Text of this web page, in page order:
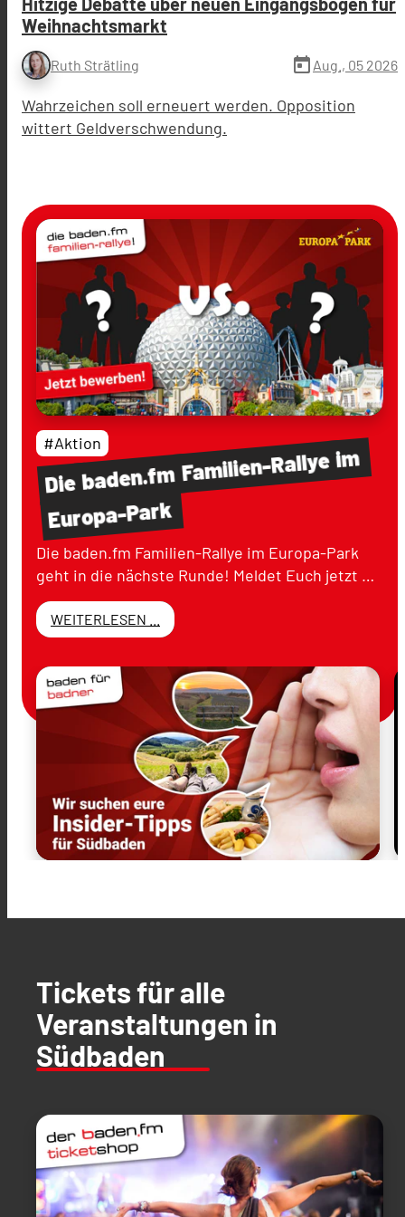
Weihnachtsmarkt
Ruth Strätling today Aug., 05 2026
Wahrzeichen soll erneuert werden. Opposition
wittert Geldverschwendung.
Diebaden.fmFamilien-Rallyeim
Europa-Park
#Aktion
Die baden.fm Familien-Rallye im Europa-Park
geht in die nächste Runde! Meldet Euch jetzt …
WEITERLESEN ...
Tickets für alle
Veranstaltungen in
Südbaden